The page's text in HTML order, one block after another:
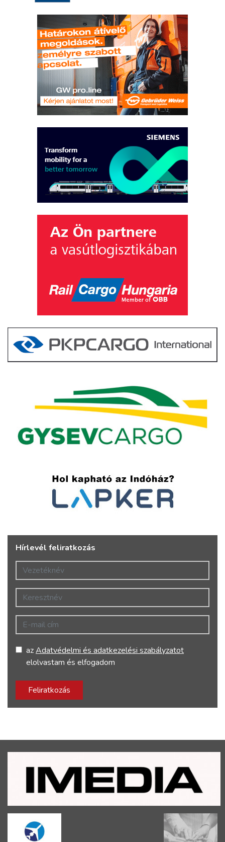
Hírlevél feliratkozás
Vezetéknév
Keresztnév
E-mail cím
azAdatvédelmi és adatkezelési szabályzatot
elolvastam és elfogadom
Feliratkozás